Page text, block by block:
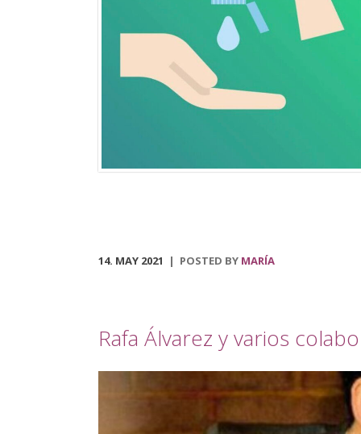
perderte por nuestras calles decoradas, que contarán
con numerosas fachadas con ambientación navideña,
por la celebración de un concurso de fachadas y
escaparates. Volverá el Rey Virtual, del 26 de
diciembre al 4 de enero, y el encantador belén
municipal, que podrá ser visitado en el centro social
polivalente La Tejuela. Regresa también el Tren de
14. MAY 2021 POSTED BY MARÍA
Rafa Álvarez y varios